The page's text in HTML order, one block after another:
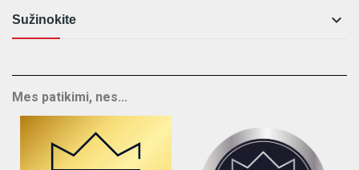
Sužinokite 
Mes patikimi, nes...